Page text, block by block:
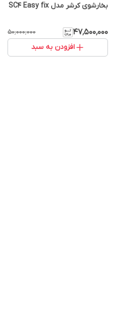
بخارشوی کرشر مدل SC4 Easy fix
۴۷٬۵۰۰٬۰۰۰ ۵۰٬۰۰۰٬۰۰۰
افزودن به سبد